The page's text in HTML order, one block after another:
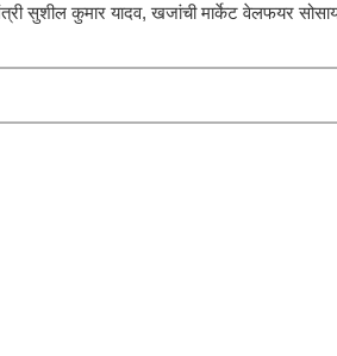
सुशील कुमार यादव, खजांची मार्केट वेलफयर